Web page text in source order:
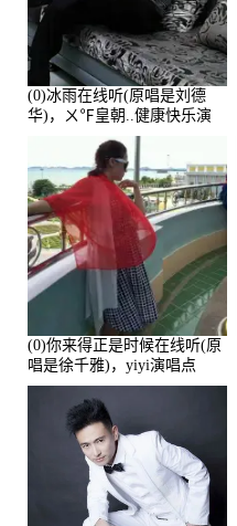
(0)冰雨在线听(原唱是刘德
华)，ㄨ℉皇朝..健康快乐演
(0)你来得正是时候在线听(原
唱是徐千雅)，yiyi演唱点
播:21991次